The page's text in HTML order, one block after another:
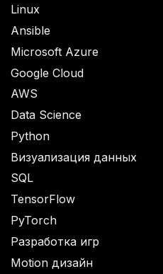
Linux
Ansible
Microsoft Azure
Google Cloud
AWS
Data Science
Python
Визуализация данных
SQL
TensorFlow
PyTorch
Разработка игр
Motion дизайн